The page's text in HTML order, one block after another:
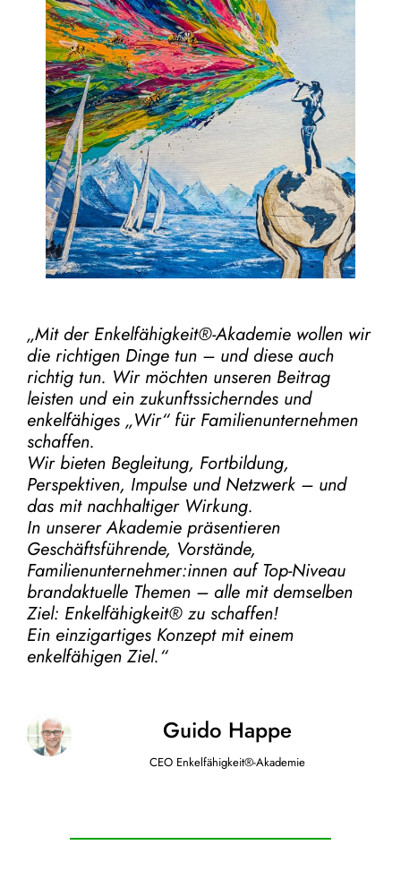
„Mit der Enkelfähigkeit®-Akademiewollen wir
die richtigen Dinge tun – und diese auch
richtig tun. Wir möchten unseren Beitrag
leisten und ein zukunftssicherndes und
enkelfähiges „Wir“ für Familienunternehmen
schaffen.
Wir bieten Begleitung, Fortbildung,
Perspektiven, Impulse und Netzwerk – und
das mit nachhaltiger Wirkung.
In unserer Akademie präsentieren
Geschäftsführende, Vorstände,
Familienunternehmer:innen auf Top-Niveau
brandaktuelle Themen – alle mit demselben
Ziel: Enkelfähigkeit® zu schaffen!
Ein einzigartiges Konzept mit einem
enkelfähigen Ziel.“
Guido Happe
CEO Enkelfähigkeit®-Akademie